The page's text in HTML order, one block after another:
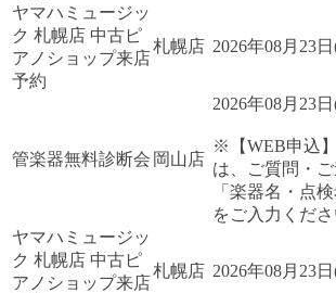
ヤマハミュージッ
ク 札幌店 中古ピ
アノショップ来店
予約
札幌店 2026年08月23
管楽器無料診断会 岡山店
2026年08月23
※【WEB申込
は、ご質問・
「楽器名・点
をご入力くださ
ヤマハミュージッ
ク 札幌店 中古ピ
アノショップ来店
札幌店 2026年08月23